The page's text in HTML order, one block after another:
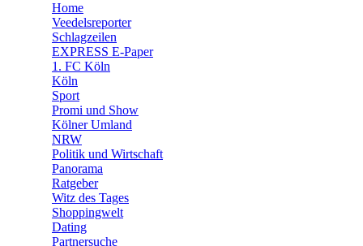
🛒 Shoppingwelt
Home
Veedelsreporter
Schlagzeilen
EXPRESS E-Paper
1. FC Köln
Köln
Sport
Promi und Show
Kölner Umland
NRW
Politik und Wirtschaft
Panorama
Ratgeber
Witz des Tages
Shoppingwelt
Dating
Partnersuche